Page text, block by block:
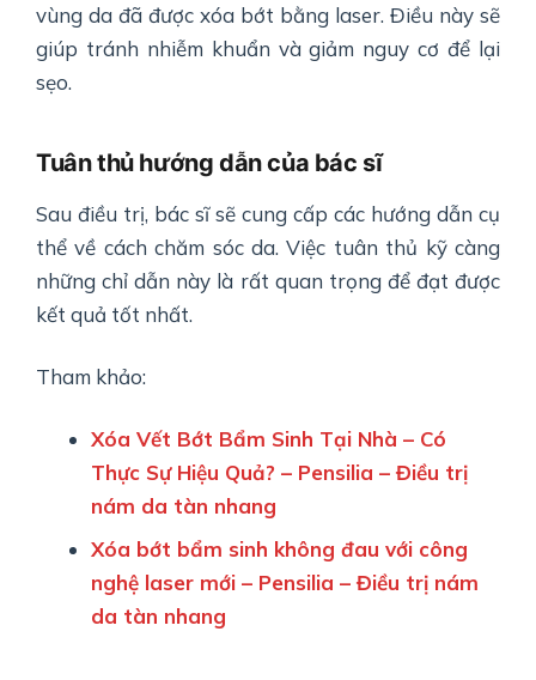
vùng da đã được xóa bớt bằng laser. Điều này sẽ
giúp tránh nhiễm khuẩn và giảm nguy cơ để lại
sẹo.
Tuân thủ hướng dẫn của bác sĩ
Sau điều trị, bác sĩ sẽ cung cấp các hướng dẫn cụ
thể về cách chăm sóc da. Việc tuân thủ kỹ càng
những chỉ dẫn này là rất quan trọng để đạt được
kết quả tốt nhất.
Tham khảo:
Xóa Vết Bớt Bẩm Sinh Tại Nhà – Có
Thực Sự Hiệu Quả? – Pensilia – Điều trị
nám da tàn nhang
Xóa bớt bẩm sinh không đau với công
nghệ laser mới – Pensilia – Điều trị nám
da tàn nhang